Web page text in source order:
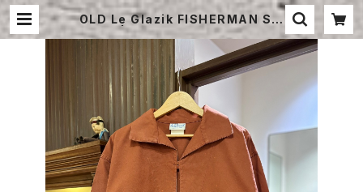
OLD Le Glazik FISHERMAN SM
OCK | STRAYSHEEP ONLINE